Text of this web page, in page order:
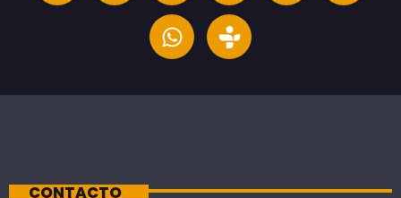
CONTACTO